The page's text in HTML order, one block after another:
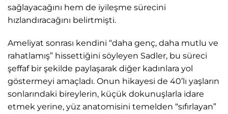
sağlayacağını hem de iyileşme sürecini
hızlandıracağını belirtmişti.
Ameliyat sonrası kendini “daha genç, daha mutlu ve
rahatlamış” hissettiğini söyleyen Sadler, bu süreci
şeffaf bir şekilde paylaşarak diğer kadınlara yol
göstermeyi amaçladı. Onun hikayesi de 40’lı yaşların
sonlarındaki bireylerin, küçük dokunuşlarla idare
etmek yerine, yüz anatomisini temelden “sıfırlayan”